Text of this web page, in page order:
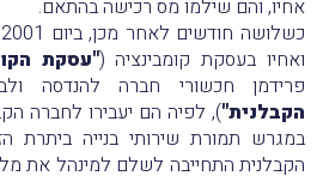
אחיו, והם שילמו מס רכישה בהתאם.
ואחיו בעסקת קומבינציה ("עסקת
פרידמן חכשורי חברה להנדסה
הקבלנית"
במגרש תמורת שירותי בנייה ביתרת
הקבלנית התחייבה לשלם למינהל את